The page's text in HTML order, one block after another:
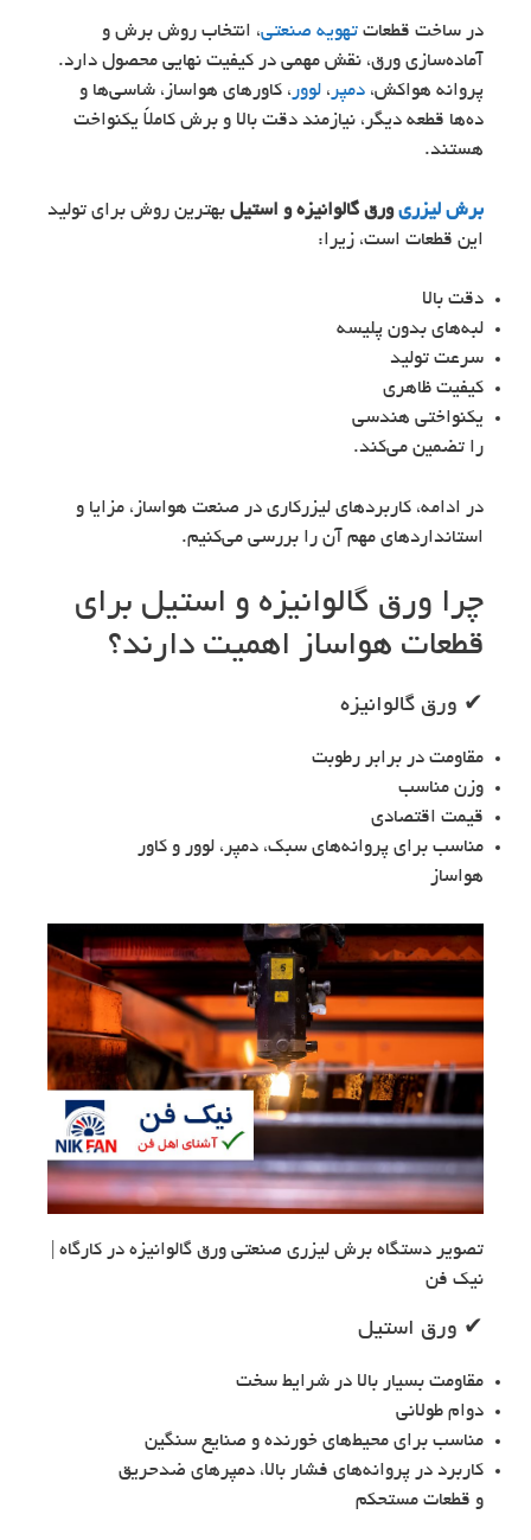
در ساخت قطعات تهویه صنعتی، انتخاب روش برش و
آماده‌سازی ورق، نقش مهمی در کیفیت نهایی محصول دارد.
پروانه هواکش، دمپر ، لوور ، کاورهای هواساز، شاسی‌ها و
ده‌ها قطعه دیگر، نیازمند دقت بالا و برش کاملاً یکنواخت
هستند.
برش لیزریورق گالوانیزه و استیل بهترین روش برای تولید
این قطعات است، زیرا:
دقت بالا
لبه‌های بدون پلیسه
سرعت تولید
کیفیت ظاهری
یکنواختی هندسی
را تضمین می‌کند.
در ادامه، کاربردهای لیزرکاری در صنعت هواساز، مزایا و
استانداردهای مهم آن را بررسی می‌کنیم.
چرا ورق گالوانیزه و استیل برای
قطعات هواساز اهمیت دارند؟
✔ ورق گالوانیزه
مقاومت در برابر رطوبت
وزن مناسب
قیمت اقتصادی
مناسب برای پروانه‌های سبک، دمپر، لوور و کاور
هواساز
تصویر دستگاه برش لیزری صنعتی ورق گالوانیزه در کارگاه |
نیک فن
✔ ورق استیل
مقاومت بسیار بالا در شرایط سخت
دوام طولانی
مناسب برای محیط‌های خورنده و صنایع سنگین
کاربرد در پروانه‌های فشار بالا، دمپرهای ضدحریق
و قطعات مستحکم